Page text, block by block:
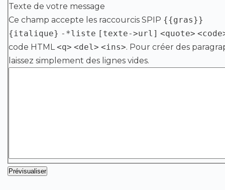
Texte de votre message
Ce champ accepte les raccourcis SPIP {{gras}}
{italique} -*liste [texte->url] <quote>
code HTML<q> <del> <ins>. Pour créer des
laissez simplement des lignes vides.